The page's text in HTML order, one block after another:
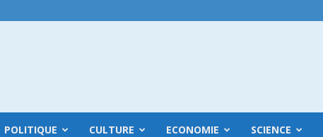
GuineeConakry.online
POLITIQUE CULTURE ECONOMIE SCIENCE